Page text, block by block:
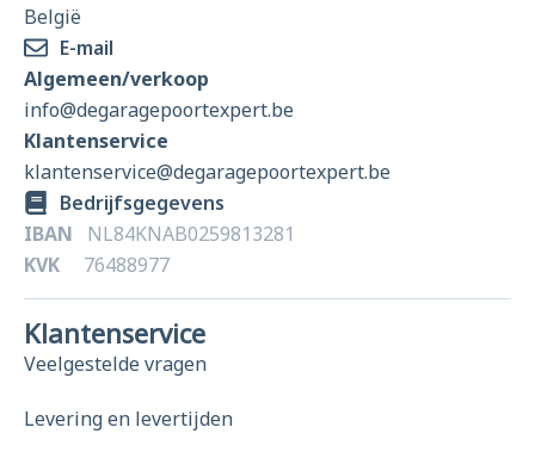
België
E-mail
Algemeen/verkoop
info@degaragepoortexpert.be
Klantenservice
klantenservice@degaragepoortexpert.be
Bedrijfsgegevens
IBAN NL84KNAB0259813281
KVK 76488977
Klantenservice
Veelgestelde vragen
Levering en levertijden